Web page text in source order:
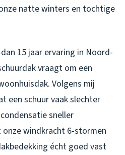
natte winters en tochtige
15 jaar ervaring in Noord-
vraagt om een
Volgens mij
een schuur vaak slechter
sneller
onze windkracht 6-stormen
écht goed vast